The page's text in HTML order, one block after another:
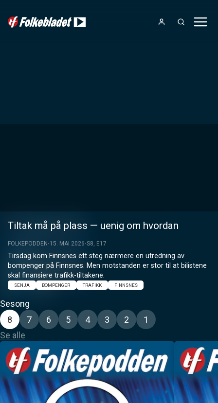
Tiltak må på plass — uenig om hvordan
FOLKEPODDEN 15. MAI 2026 S8, E17
Tirsdag kom Finnsnes ett steg nærmere en utredning av
bompenger på Finnsnes. Men motstanden er stor til at bilistene
skal finansiere trafikk-tiltakene.
SENJA BOMPENGER TRAFIKK FINNSNES
Sesong
8
7 6 5 4 3 2
1
Se alle